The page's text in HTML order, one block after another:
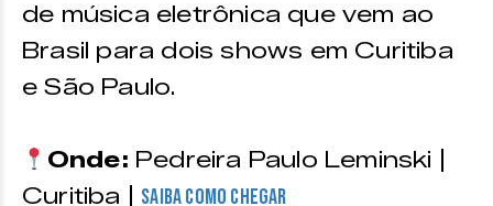
de música eletrônica que vem ao
Brasil para dois shows em Curitiba
e São Paulo.
Onde: Pedreira Paulo Leminski |
Curitiba | Saiba como chegar